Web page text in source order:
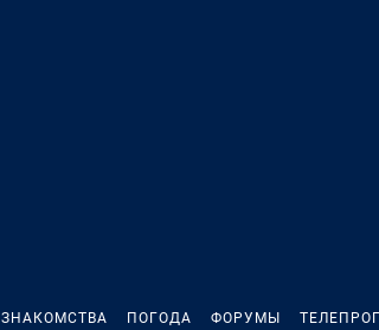
ЗНАКОМСТВА ПОГОДА ФОРУМЫ